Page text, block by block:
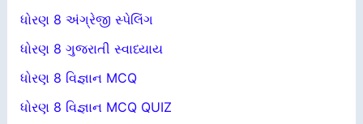
ધોરણ 8 અંગ્રેજી સ્પેલિંગ
ધોરણ 8 ગુજરાતી સ્વાધ્યાય
ધોરણ 8 વિજ્ઞાન MCQ
ધોરણ 8 વિજ્ઞાન MCQ QUIZ